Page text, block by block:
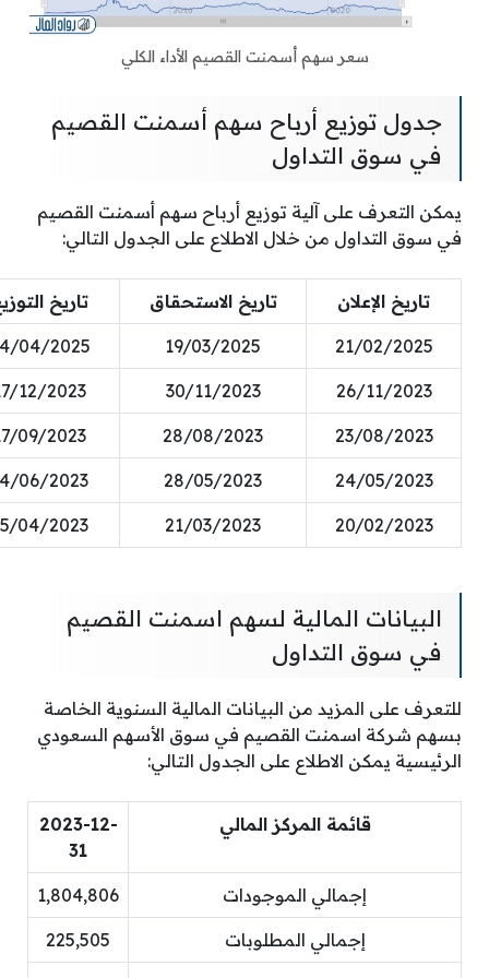
سعر سهم أسمنت القصيم الأداء الكلي
جدول توزيع أرباح سهم أسمنت القصيم
في سوق التداول
يمكن التعرف على آلية توزيع أرباح سهم أسمنت القصيم
في سوق التداول من خلال الاطلاع على الجدول التالي:
تاريخ الإعلان تاريخ الاستحقاق تاريخ
21/02/2025
19/03/2025
04/2025
26/11/2023
30/11/2023
12/2023
23/08/2023
28/08/2023
09/2023
24/05/2023
28/05/2023
06/2023
20/02/2023
21/03/2023
04/2023
البيانات المالية لسهم اسمنت القصيم
في سوق التداول
للتعرف على المزيد من البيانات المالية السنوية الخاصة
بسهم شركة اسمنت القصيم في سوق الأسهم السعودي
الرئيسية يمكن الاطلاع على الجدول التالي:
قائمة المركز المالي
2023-12-
31
إجمالي الموجودات 1,804,806
إجمالي المطلوبات 225,505